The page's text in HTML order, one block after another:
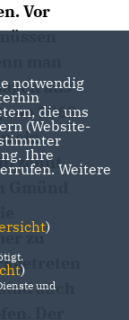
Vor
man
aus
1969
ein
zu
auch
notwendig
die uns
(Website-
Ihre
Weitere
)
)
und